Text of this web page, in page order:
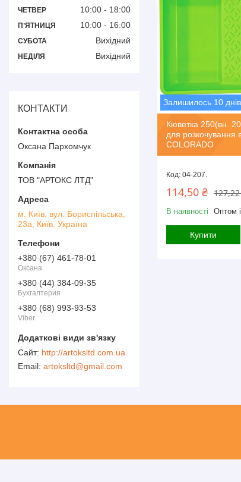
Залишилось 10 днів
Кюветка 250(вн.
для розкочування
COLORADO
04-207.
114,50 ₴
В наявності Оптом
Купити
ЧЕТВЕР 10:00 18:00
ПʼЯТНИЦЯ 10:00 16:00
СУБОТА Вихідний
НЕДІЛЯ Вихідний
КОНТАКТИ
Оксана Пархомчук
ТОВ "АРТОКС ЛТД"
м. Київ, вул. Бориспільська,
23а, Київ, Україна
+380 (67) 461-78-01
Оксана
+380 (44) 384-09-35
Бухгалтерия
+380 (68) 993-93-53
Viber
http://artoksltd.com.ua
artoksltd@gmail.com